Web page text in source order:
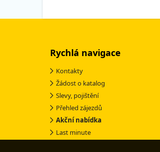
Rychlá navigace
Kontakty
Žádost o katalog
Slevy, pojištění
Přehled zájezdů
Akční nabídka
Last minute